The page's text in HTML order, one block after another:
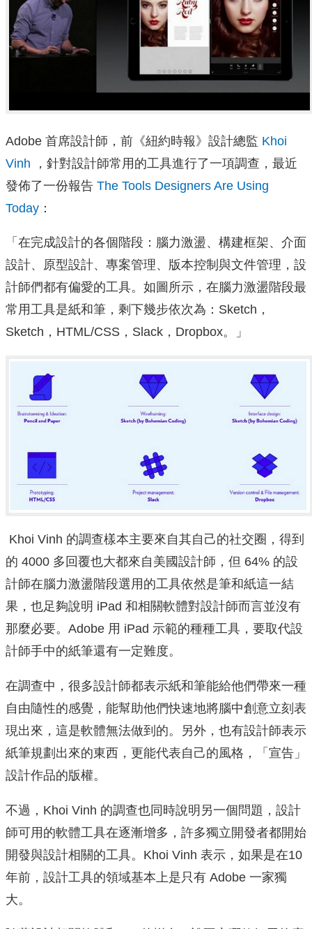
Adobe 首席設計師，前《紐約時報》設計總監 Khoi
Vinh
，針對設計師常用的工具進行了一項調查，最近
發佈了一份報告 The Tools Designers Are Using
Today ：
「在完成設計的各個階段：腦力激盪、構建框架、介面
設計、原型設計、專案管理、版本控制與文件管理，設
計師們都有偏愛的工具。如圖所示，在腦力激盪階段最
常用工具是紙和筆，剩下幾步依次為：Sketch，
Sketch，HTML/CSS，Slack，Dropbox。」
Khoi Vinh 的調查樣本主要來自其自己的社交圈，得到
的 4000 多回覆也大都來自美國設計師，但 64% 的設
計師在腦力激盪階段選用的工具依然是筆和紙這一結
果，也足夠說明 iPad 和相關軟體對設計師而言並沒有
那麼必要。Adobe 用 iPad 示範的種種工具，要取代設
計師手中的紙筆還有一定難度。
在調查中，很多設計師都表示紙和筆能給他們帶來一種
自由隨性的感覺，能幫助他們快速地將腦中創意立刻表
現出來，這是軟體無法做到的。另外，也有設計師表示
紙筆規劃出來的東西，更能代表自己的風格，「宣告」
設計作品的版權。
不過，Khoi Vinh 的調查也同時說明另一個問題，設計
師可用的軟體工具在逐漸增多，許多獨立開發者都開始
開發與設計相關的工具。Khoi Vinh 表示，如果是在10
年前，設計工具的領域基本上是只有 Adobe 一家獨
大。